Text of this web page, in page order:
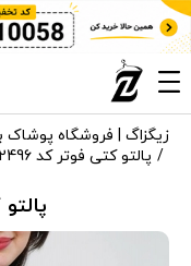
زیگزاگ | فروشگاه پوشاک
پالتو کتی فوتر کد 2496
پالتو